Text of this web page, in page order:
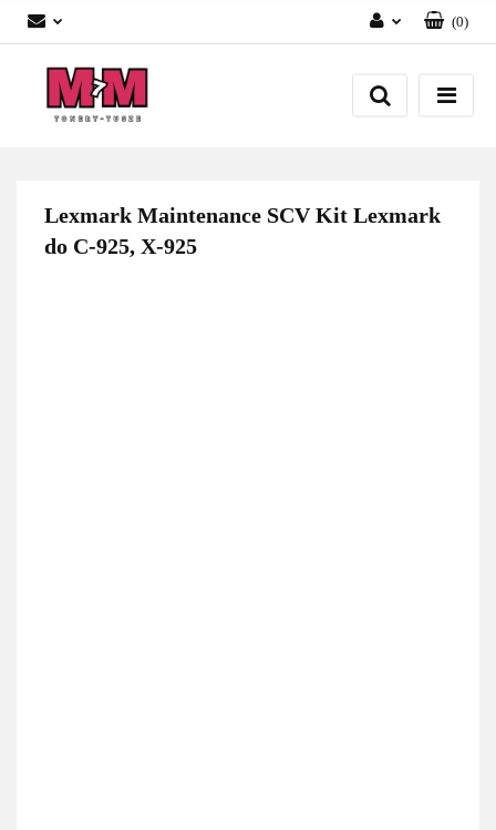
Zaloguj się
Załóż konto
(0)
Lexmark Maintenance SCV Kit Lexmark
do C-925, X-925